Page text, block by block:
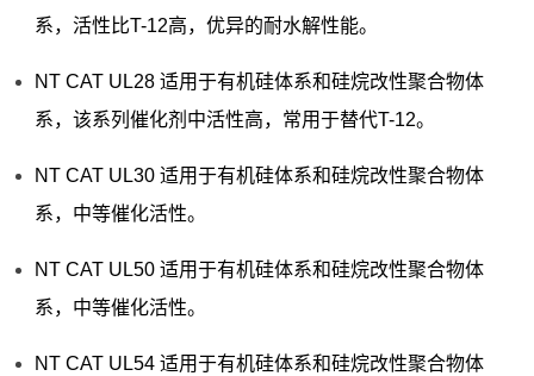
系，活性比T-12高，优异的耐水解性能。
NT CAT UL28 适用于有机硅体系和硅烷改性聚合物体
系，该系列催化剂中活性高，常用于替代T-12。
NT CAT UL30 适用于有机硅体系和硅烷改性聚合物体
系，中等催化活性。
NT CAT UL50 适用于有机硅体系和硅烷改性聚合物体
系，中等催化活性。
NT CAT UL54 适用于有机硅体系和硅烷改性聚合物体